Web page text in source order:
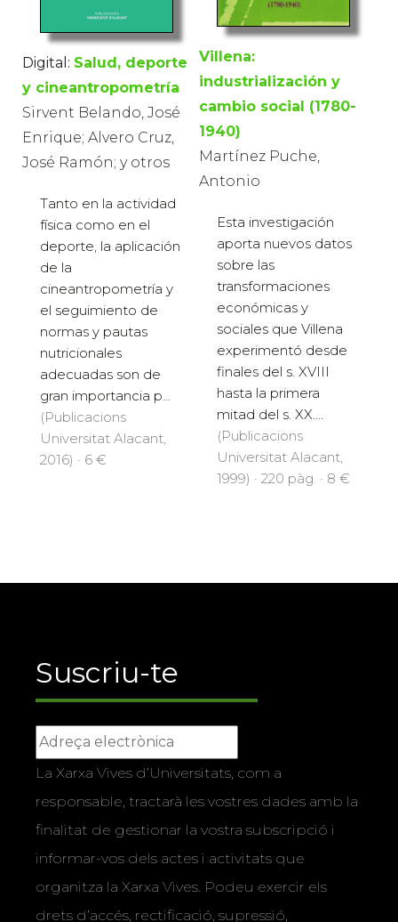
Digital: Salud, deporte
y cineantropometría
Sirvent Belando, José
Enrique; Alvero Cruz,
José Ramón; y otros
Tanto en la actividad
física como en el
deporte, la aplicación
de la
cineantropometría y
el seguimiento de
normas y pautas
nutricionales
adecuadas son de
gran importancia p...
(Publicacions
Universitat Alacant,
2016) · 6 €
Villena:
industrialización y
cambio social (1780-
1940)
Martínez Puche,
Antonio
Esta investigación
aporta nuevos datos
sobre las
transformaciones
económicas y
sociales que Villena
experimentó desde
finales del s. XVIII
hasta la primera
mitad del s. XX....
(Publicacions
Universitat Alacant,
1999) · 220 pàg. · 8 €
Suscriu-te
La Xarxa Vives d’Universitats, com a
responsable, tractarà les vostres dades amb la
finalitat de gestionar la vostra subscripció i
informar-vos dels actes i activitats que
organitza la Xarxa Vives. Podeu exercir els
drets d’accés, rectificació, supressió,